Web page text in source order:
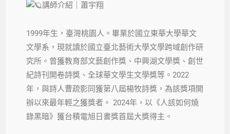
講師介紹｜蕭宇翔
1999年生，臺灣桃園人。畢業於國立東華大學華文
文學系，現就讀於國立臺北藝術大學文學跨域創作研
究所。曾獲教育部文藝創作獎、中興湖文學獎、創世
紀詩刊開卷詩獎、全球華文學生文學獎等。2022
年，與詩人曹疏影同獲第八屆楊牧詩獎，為該獎項開
辦以來最年輕之獲獎者。 2024年，以《人該如何燒
錄黑暗》獲台積電旭日書獎首屆大獎得主。